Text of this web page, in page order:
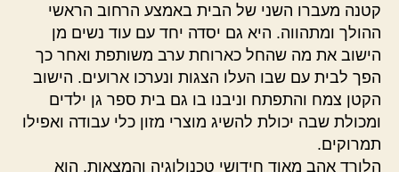
קטנה מעברו השני של הבית באמצע הרחוב הראשי
ההולך ומתהווה. היא גם יסדה יחד עם עוד נשים מן
הישוב את מה שהחל כארוחת ערב משותפת ואחר כך
הפך לבית עם שבו העלו הצגות ונערכו ארועים. הישוב
הקטן צמח והתפתח וניבנו בו גם בית ספר גן ילדים
ומכולת שבה יכולת להשיג מוצרי מזון כלי עבודה ואפילו
תמרוקים.
הלורד אהב מאוד חידושי טכנולוגיה והמצאות. הוא